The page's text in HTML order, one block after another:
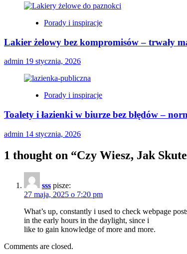
Porady i inspiracje
Lakier żelowy bez kompromisów – trwały
admin 19 stycznia, 2026
Porady i inspiracje
Toalety i łazienki w biurze bez błędów –
admin 14 stycznia, 2026
1 thought on “Czy Wiesz, Jak
sss pisze:
27 maja, 2025 o 7:20 pm
What’s up, constantly i used to check webpage
in the early hours in the daylight, since i
like to gain knowledge of more and more.
Comments are closed.